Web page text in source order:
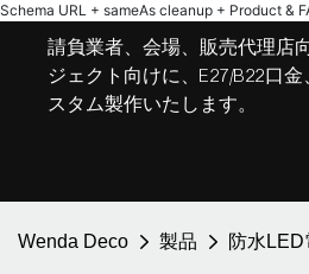
Schema URL + sameAs cleanup + Product &
請負業者、会場、販売代理店
ジェクト向けに、E27/B22口
スタム製作いたします。
Wenda Deco 製品 防水LED